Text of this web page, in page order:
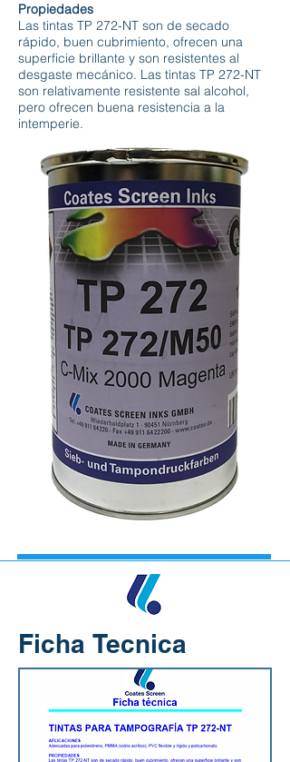
Propiedades
Las tintas TP 272-NT son de secado
rápido, buen cubrimiento, ofrecen una
superficie brillante y son resistentes al
desgaste mecánico. Las tintas TP 272-NT
son relativamente resistente sal alcohol,
pero ofrecen buena resistencia a la
intemperie.
Ficha Tecnica